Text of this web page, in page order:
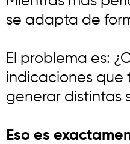
se adapta de
El problema es:
indicaciones que
generar distintas
Eso es